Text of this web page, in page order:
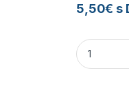
5,50€ s
Gufero